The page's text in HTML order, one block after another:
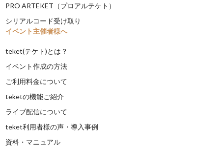
PRO ARTEKET（プロアルテケト）
シリアルコード受け取り
イベント主催者様へ
teket(テケト)とは？
イベント作成の方法
ご利用料金について
teketの機能ご紹介
ライブ配信について
teket利用者様の声・導入事例
資料・マニュアル